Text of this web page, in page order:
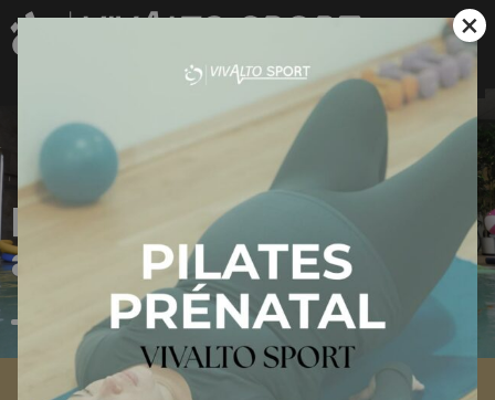
Natation 4/5
ans
Accueil» Aquasport » Natation 4/5 ans
×